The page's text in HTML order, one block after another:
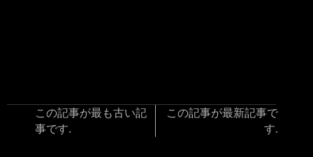
この記事が最も古い記
事です.
この記事が最新記事で
す.